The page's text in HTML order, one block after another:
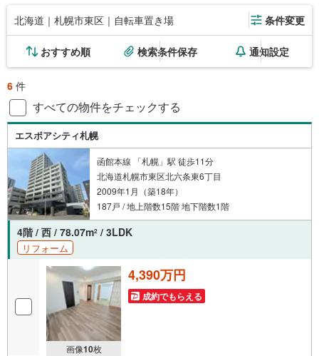
北海道｜札幌市東区｜自転車置き場 条件変更
おすすめ順 検索条件保存 通知設定
6 件
すべての物件をチェックする
エスポアシティ札幌
函館本線 「札幌」駅 徒歩11分
北海道札幌市東区北六条東6丁目
2009年1月（築18年）
187戸 / 地上階数15階 地下階数1階
4階 / 西 / 78.07m2 / 3LDK
リフォーム
画像10枚
4,390万円
成約でもらえる